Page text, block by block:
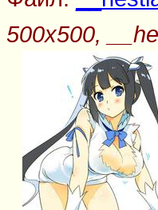
500x500,